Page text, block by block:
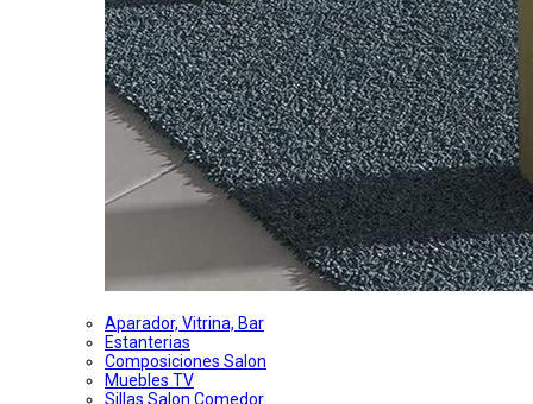
Aparador, Vitrina, Bar
Estanterias
Composiciones Salon
Muebles TV
Sillas Salon Comedor